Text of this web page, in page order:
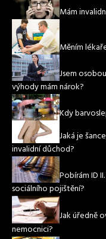
Mám
Měním
Jsem
výhody mám nárok?
Kdy
Jaká je
invalidní důchod?
Pobírám ID
sociálního pojištění?
Jak úředně
nemocnici?